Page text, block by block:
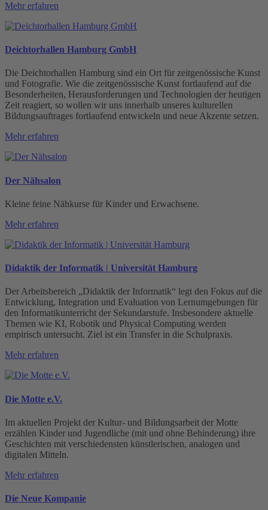
Mehr erfahren
Deichtorhallen Hamburg GmbH
Die Deichtorhallen Hamburg sind ein Ort für zeitgenössische Kunst
und Fotografie. Wie die zeitgenössische Kunst fortlaufend auf die
Besonderheiten, Herausforderungen und Technologien der heutigen
Zeit reagiert, so wollen wir uns innerhalb unseres kulturellen
Bildungsauftrages fortlaufend entwickeln und neue Akzente setzen.
Mehr erfahren
Der Nähsalon
Kleine feine Nähkurse für Kinder und Erwachsene.
Mehr erfahren
Didaktik der Informatik | Universität Hamburg
Der Arbeitsbereich „Didaktik der Informatik“ legt den Fokus auf die
Entwicklung, Integration und Evaluation von Lernumgebungen für
den Informatikunterricht der Sekundarstufe. Insbesondere aktuelle
Themen wie KI, Robotik und Physical Computing werden
empirisch untersucht. Ziel ist ein Transfer in die Schulpraxis.
Mehr erfahren
Die Motte e.V.
Im aktuellen Projekt der Kultur- und Bildungsarbeit der Motte
erzählen Kinder und Jugendliche (mit und ohne Behinderung) ihre
Geschichten mit verschiedensten künstlerischen, analogen und
digitalen Mitteln.
Mehr erfahren
Die Neue Kompanie